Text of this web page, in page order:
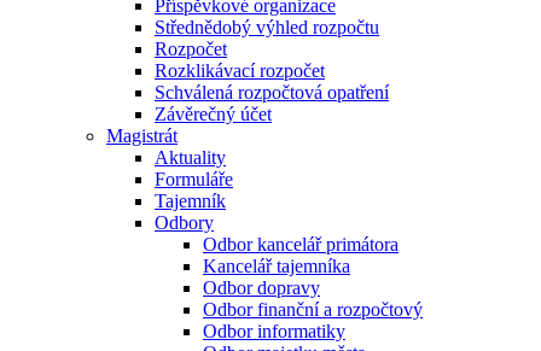
Příspěvkové organizace
Střednědobý výhled rozpočtu
Rozpočet
Rozklikávací rozpočet
Schválená rozpočtová opatření
Závěrečný účet
Magistrát
Aktuality
Formuláře
Tajemník
Odbory
Odbor kancelář primátora
Kancelář tajemníka
Odbor dopravy
Odbor finanční a rozpočtový
Odbor informatiky